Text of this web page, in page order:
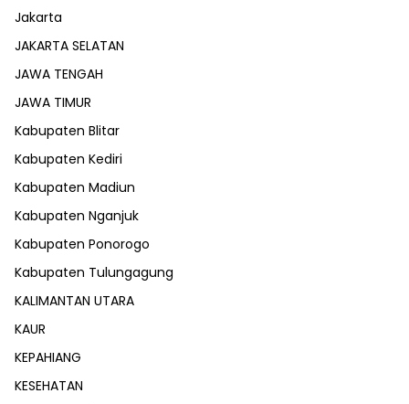
Jakarta
JAKARTA SELATAN
JAWA TENGAH
JAWA TIMUR
Kabupaten Blitar
Kabupaten Kediri
Kabupaten Madiun
Kabupaten Nganjuk
Kabupaten Ponorogo
Kabupaten Tulungagung
KALIMANTAN UTARA
KAUR
KEPAHIANG
KESEHATAN